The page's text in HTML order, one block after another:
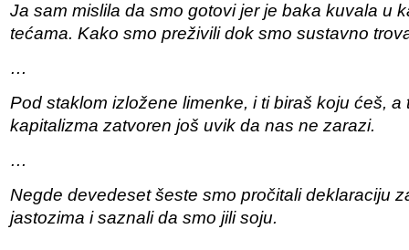
Ja sam mislila da smo gotovi jer je baka kuvala u
tećama. Kako smo preživili dok smo sustavno
…
Pod staklom izložene limenke, i ti biraš koju ćeš, a
kapitalizma zatvoren još uvik da nas ne zarazi.
…
Negde devedeset šeste smo pročitali deklaraciju
jastozima i saznali da smo jili soju.